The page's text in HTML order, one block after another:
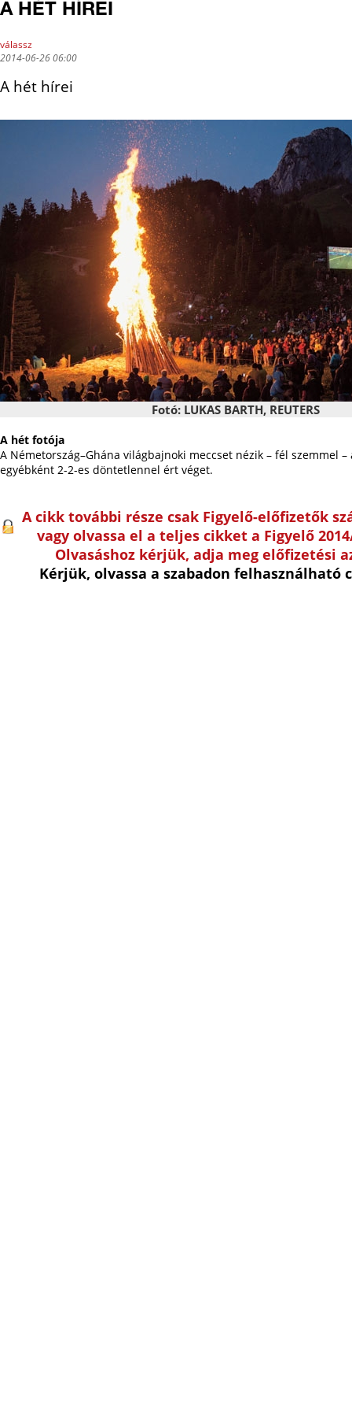
A HÉT HÍREI
válassz
2014-06-26 06:00
A hét hírei
Fotó: LUKAS BARTH, REUTERS
A hét fotója
A Németország–Ghána világbajnoki meccset nézik – fél szemmel
egyébként 2-2-es döntetlennel ért véget.
A cikk további része csak Figyelő-előfizetők
vagy olvassa el a teljes cikket a Figyelő
Olvasáshoz kérjük, adja meg előfizetési
Kérjük, olvassa a szabadon felhasználható